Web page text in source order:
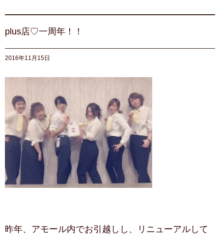
plus店♡一周年！！
2016年11月15日
昨年、アモール内でお引越しし、リニューアルして